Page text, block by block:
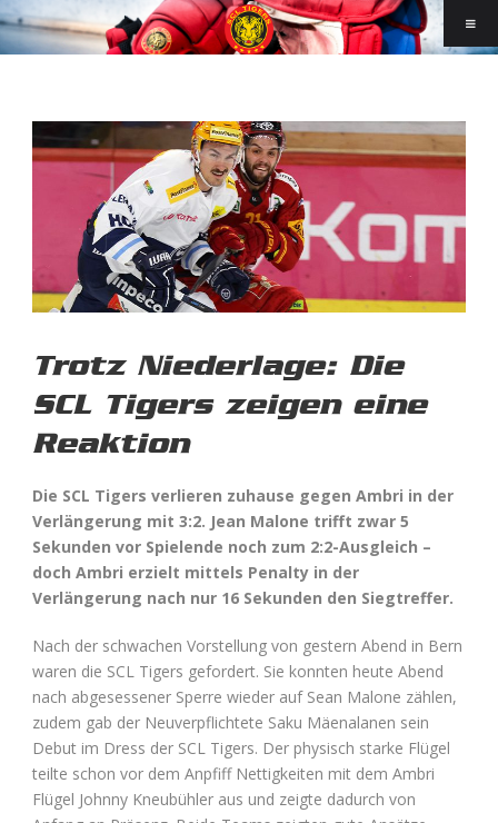
Trotz Niederlage: Die
SCL Tigers zeigen eine
Reaktion
Die SCL Tigers verlieren zuhause gegen Ambri in der
Verlängerung mit 3:2. Jean Malone trifft zwar 5
Sekunden vor Spielende noch zum 2:2-Ausgleich –
doch Ambri erzielt mittels Penalty in der
Verlängerung nach nur 16 Sekunden den Siegtreffer.
Nach der schwachen Vorstellung von gestern Abend in Bern
waren die SCL Tigers gefordert. Sie konnten heute Abend
nach abgesessener Sperre wieder auf Sean Malone zählen,
zudem gab der Neuverpflichtete Saku Mäenalanen sein
Debut im Dress der SCL Tigers. Der physisch starke Flügel
teilte schon vor dem Anpfiff Nettigkeiten mit dem Ambri
Flügel Johnny Kneubühler aus und zeigte dadurch von